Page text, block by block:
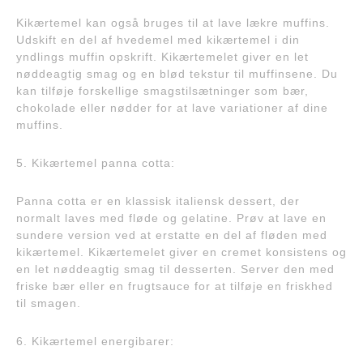
Kikærtemel kan også bruges til at lave lækre muffins.
Udskift en del af hvedemel med kikærtemel i din
yndlings muffin opskrift. Kikærtemelet giver en let
nøddeagtig smag og en blød tekstur til muffinsene. Du
kan tilføje forskellige smagstilsætninger som bær,
chokolade eller nødder for at lave variationer af dine
muffins.
5. Kikærtemel panna cotta:
Panna cotta er en klassisk italiensk dessert, der
normalt laves med fløde og gelatine. Prøv at lave en
sundere version ved at erstatte en del af fløden med
kikærtemel. Kikærtemelet giver en cremet konsistens og
en let nøddeagtig smag til desserten. Server den med
friske bær eller en frugtsauce for at tilføje en friskhed
til smagen.
6. Kikærtemel energibarer: